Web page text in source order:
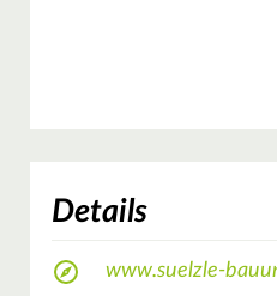
Details
www.suelzle-